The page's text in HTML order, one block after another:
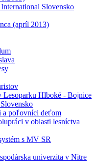
Slovensko
(apríl 2013)
Lesoparku Hlboké - Bojnice
a poľovníci deťom
v oblasti lesníctva
s MV SR
univerzita v Nitre